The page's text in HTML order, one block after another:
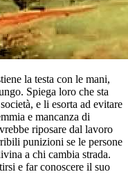
la testa con le mani,
Spiega loro che sta
e li esorta ad evitare
e mancanza di
riposare dal lavoro
punizioni se le persone
a chi cambia strada.
e far conoscere il suo